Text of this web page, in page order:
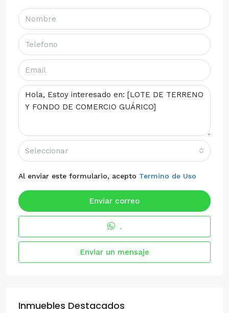
Seleccionar
Al enviar este formulario, acepto Termino de Uso
Enviar correo
.
Enviar un mensaje
Inmuebles Destacados